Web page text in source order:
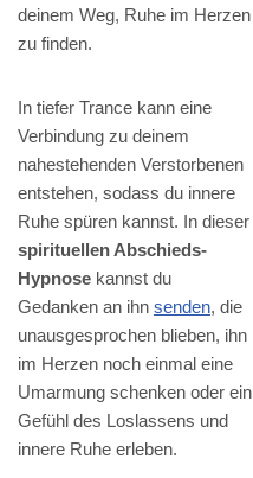
deinem Weg, Ruhe im Herzen
zu finden.
In tiefer Trance kann eine
Verbindung zu deinem
nahestehenden Verstorbenen
entstehen, sodass du innere
Ruhe spüren kannst. In dieser
spirituellen Abschieds-
Hypnose kannst du
Gedanken an ihn senden, die
unausgesprochen blieben, ihn
im Herzen noch einmal eine
Umarmung schenken oder ein
Gefühl des Loslassens und
innere Ruhe erleben.